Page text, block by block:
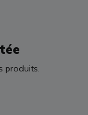
produits.